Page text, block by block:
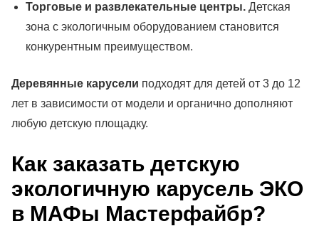
Торговые и развлекательные центры. Детская
зона с экологичным оборудованием становится
конкурентным преимуществом.
Деревянные карусели подходят для детей от 3 до 12
лет в зависимости от модели и органично дополняют
любую детскую площадку.
Как заказать детскую
экологичную карусель ЭКО
в МАФы Мастерфайбр?